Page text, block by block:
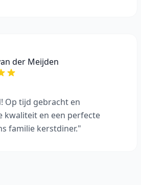
der Meijden
Op tijd gebracht en
kwaliteit en een perfecte
familie kerstdiner."